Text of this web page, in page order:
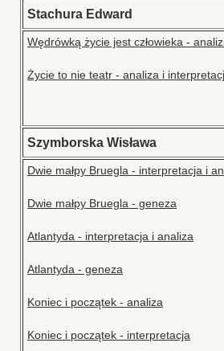
Stachura Edward
Wędrówką życie jest człowieka -
Życie to nie teatr - analiza i
Szymborska Wisława
Dwie małpy Bruegla - interpretacja i
Dwie małpy Bruegla - geneza
Atlantyda - interpretacja i analiza
Atlantyda - geneza
Koniec i początek - analiza
Koniec i początek - interpretacja